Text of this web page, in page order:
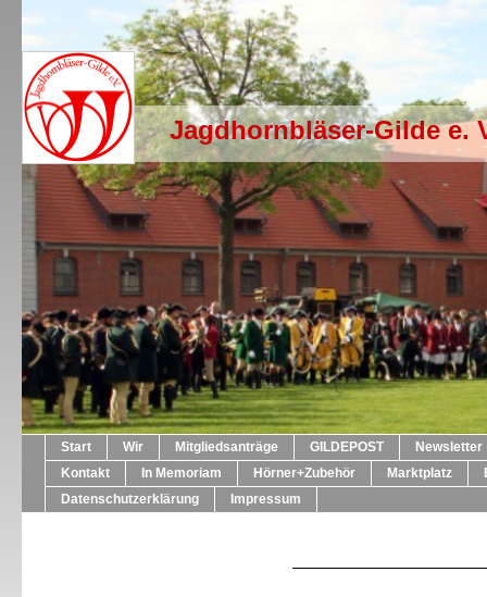
Jagdhornbläser-Gilde e.
Start Wir Mitgliedsanträge GILDEPOST
Newsletter
Kontakt
In Memoriam Hörner+Zubehör Marktplatz
Datenschutzerklärung
Impressum